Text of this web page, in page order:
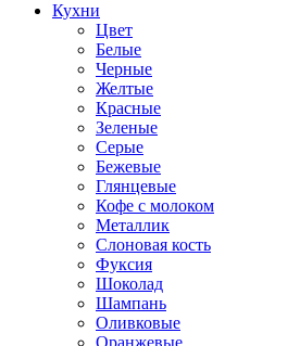
Кухни
Цвет
Белые
Черные
Желтые
Красные
Зеленые
Серые
Бежевые
Глянцевые
Кофе с молоком
Металлик
Слоновая кость
Фуксия
Шоколад
Шампань
Оливковые
Оранжевые